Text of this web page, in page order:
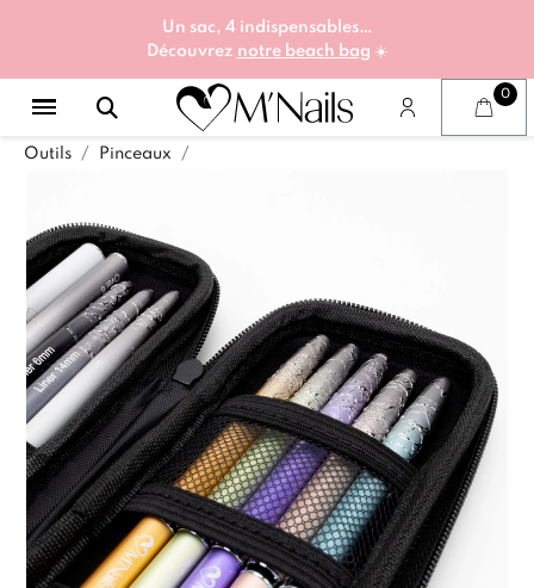
Un sac, 4 indispensables…
Découvrez notre beach bag ☀️
Outils Pinceaux